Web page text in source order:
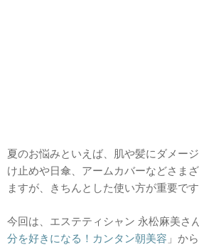
夏のお悩みといえば、肌や髪にダメー
け止めや日傘、アームカバーなどさま
ますが、きちんとした使い方が重要です
今回は、エステティシャン 永松麻美さ
分を好きになる！カンタン朝美容 」から